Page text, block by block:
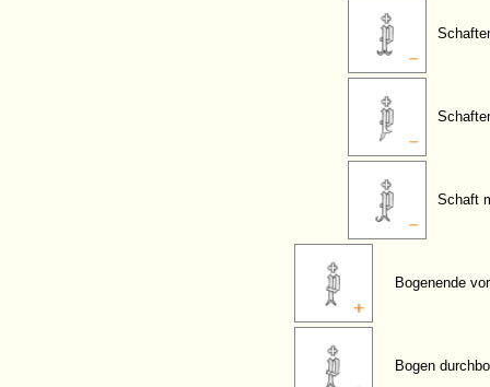
Schaft
Bogenende
Bogen